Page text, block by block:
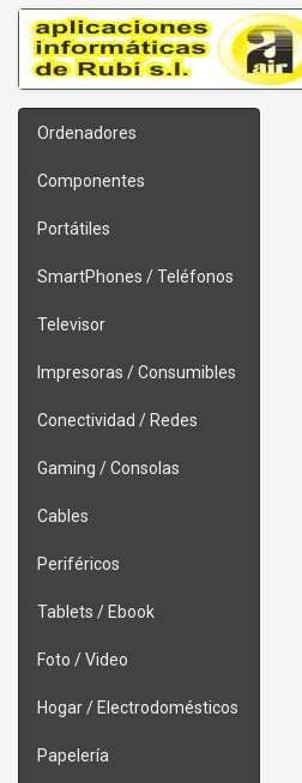
Ordenadores
Componentes
Portátiles
SmartPhones / Teléfonos
Televisor
Impresoras / Consumibles
Conectividad / Redes
Gaming / Consolas
Cables
Periféricos
Tablets / Ebook
Foto / Video
Hogar / Electrodomésticos
Papelería